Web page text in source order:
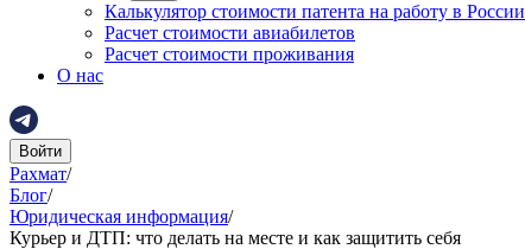
Калькулятор стоимости патента на работу в России
Расчет стоимости авиабилетов
Расчет стоимости проживания
О нас
Войти
Рахмат/
Блог/
Юридическая информация/
Курьер и ДТП: что делать на месте и как защитить себя